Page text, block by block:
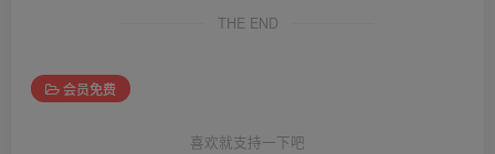
THE END
会员免费
喜欢就支持一下吧